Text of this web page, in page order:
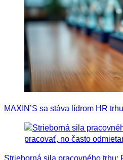
MAXIN’S sa stáva lídrom HR
Strieborná sila pracovného trhu: